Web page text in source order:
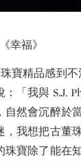
幸福》
寶精品感到
「我與 S.J.
自然會沉醉於
，我想把古董
寶除了能在